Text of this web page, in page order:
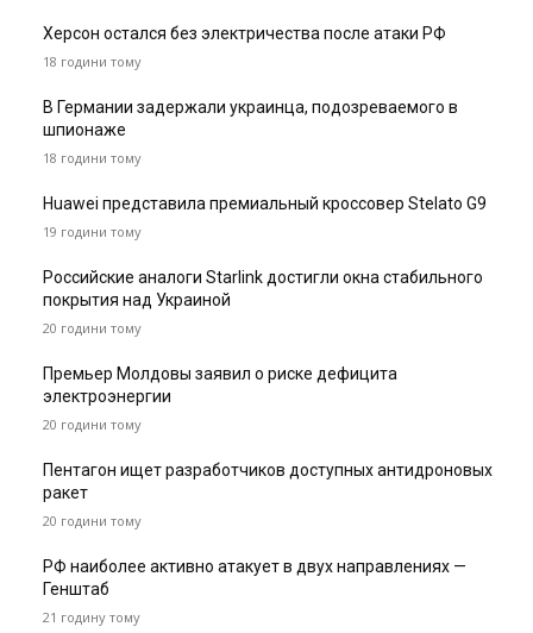
Херсон остался без электричества после атаки РФ
18 години тому
В Германии задержали украинца, подозреваемого в
шпионаже
18 години тому
Huawei представила премиальный кроссовер Stelato G9
19 години тому
Российские аналоги Starlink достигли окна стабильного
покрытия над Украиной
20 години тому
Премьер Молдовы заявил о риске дефицита
электроэнергии
20 години тому
Пентагон ищет разработчиков доступных антидроновых
ракет
20 години тому
РФ наиболее активно атакует в двух направлениях —
Генштаб
21 годину тому